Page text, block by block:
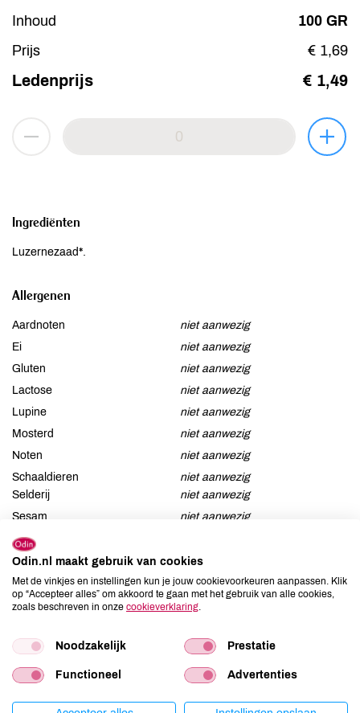
Inhoud
100 GR
Prijs
€ 1,69
Ledenprijs € 1,49
Ingrediënten
Luzernezaad*.
Allergenen
Aardnoten
niet aanwezig
Ei
niet aanwezig
Gluten
niet aanwezig
Lactose
niet aanwezig
Lupine
niet aanwezig
Mosterd
niet aanwezig
Noten
niet aanwezig
Schaaldieren
niet aanwezig
Selderij
niet aanwezig
Sesam
niet aanwezig
Soja
Vis
niet aanwezig
Weekdieren
niet aanwezig
Zwaveldioxide / sulfieten
niet aanwezig
Productspecificaties
Odin.nl maakt gebruik van cookies
Met de vinkjes en instellingen kun je jouw cookievoorkeuren aanpassen. Klik
op “Accepteer alles” om akkoord te gaan met het gebruik van alle cookies,
zoals beschreven in onze cookieverklaring
Noodzakelijk Prestatie
Functioneel Advertenties